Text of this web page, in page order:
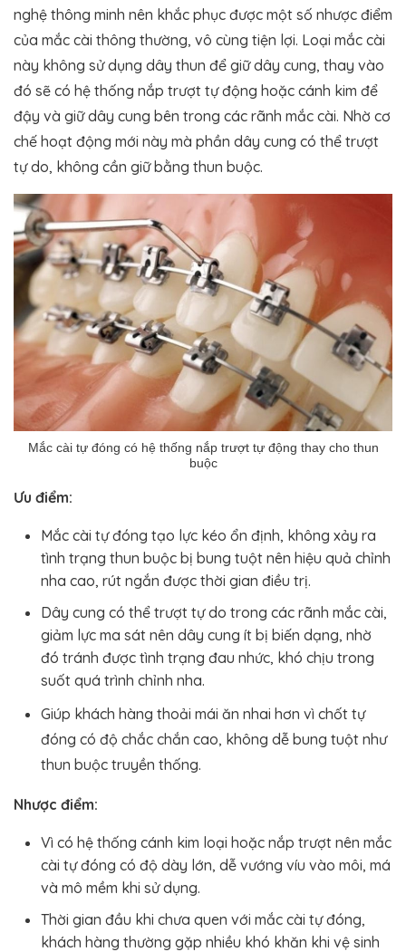
nghệ thông minh nên khắc phục được một số nhược điểm
của mắc cài thông thường, vô cùng tiện lợi. Loại mắc cài
này không sử dụng dây thun để giữ dây cung, thay vào
đó sẽ có hệ thống nắp trượt tự động hoặc cánh kim để
đậy và giữ dây cung bên trong các rãnh mắc cài. Nhờ cơ
chế hoạt động mới này mà phần dây cung có thể trượt
tự do, không cần giữ bằng thun buộc.
Mắc cài tự đóng có hệ thống nắp trượt tự động thay cho thun
buộc
Ưu điểm:
Mắc cài tự đóng tạo lực kéo ổn định, không xảy ra
tình trạng thun buộc bị bung tuột nên hiệu quả chỉnh
nha cao, rút ngắn được thời gian điều trị.
Dây cung có thể trượt tự do trong các rãnh mắc cài,
giảm lực ma sát nên dây cung ít bị biến dạng, nhờ
đó tránh được tình trạng đau nhức, khó chịu trong
suốt quá trình chỉnh nha.
Giúp khách hàng thoải mái ăn nhai hơn vì chốt tự
đóng có độ chắc chắn cao, không dễ bung tuột như
thun buộc truyền thống.
Nhược điểm:
Vì có hệ thống cánh kim loại hoặc nắp trượt nên mắc
cài tự đóng có độ dày lớn, dễ vướng víu vào môi, má
và mô mềm khi sử dụng.
Thời gian đầu khi chưa quen với mắc cài tự đóng,
khách hàng thường gặp nhiều khó khăn khi vệ sinh